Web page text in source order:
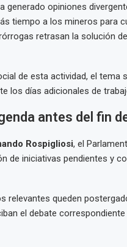
generado opiniones
tiempo a los mineros para
retrasan la solución
de esta actividad, el tema
los días adicionales de
antes del fin
Rospigliosi, el
de iniciativas pendientes y
relevantes queden
el debate